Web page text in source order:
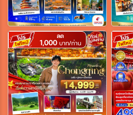
ตั้งแต่วันที่
ถึงวันที่
เฉพาะเดือน
ลด
1,000 บาท/ท่าน